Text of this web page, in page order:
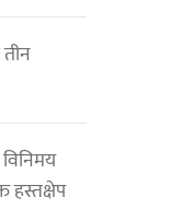
हस्तक्षेप